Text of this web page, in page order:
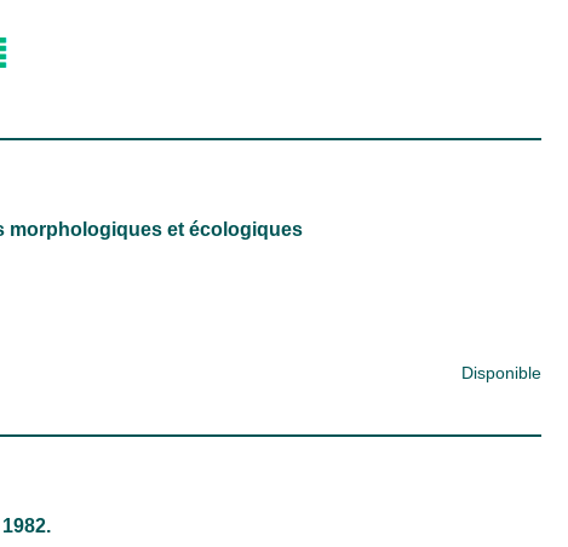
morphologiques et écologiques
Disponible